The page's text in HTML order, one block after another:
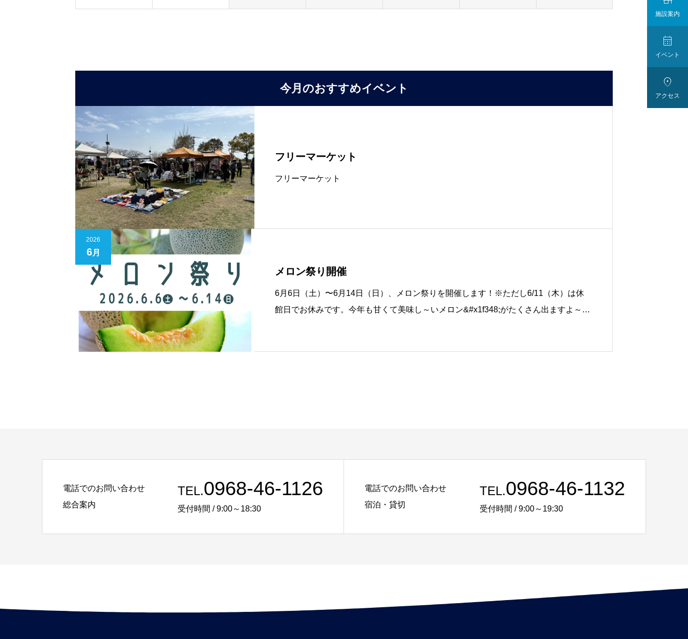
今月のおすすめイベント
フリーマーケット
フリーマーケット
2026
6月
メロン祭り開催
6月6日（土）〜6月14日（日）、メロン祭りを開催します！※ただし6/11（木）は休
館日でお休みです。今年も甘くて美味し～いメロン&#x1f348;がたくさん出ますよ～&
電話でのお問い合わせ
総合案内
TEL.0968-46-1126
受付時間 / 9:00～18:30
電話でのお問い合わせ
宿泊・貸切
TEL.0968-46-1132
受付時間 / 9:00～19:30
施設案内

イベント

アクセス